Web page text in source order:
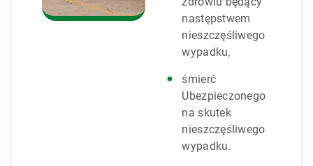
następstwem
nieszczęśliwego
wypadku,
śmierć
Ubezpieczonego
na skutek
nieszczęśliwego
wypadku.